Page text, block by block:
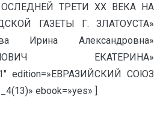
ТРЕТИ ХХ ВЕКА НА
ГАЗЕТЫ Г. ЗЛАТОУСТА»
Ирина Александровна»
ЕКАТЕРИНА»
edition=»ЕВРАЗИЙСКИЙ СОЮЗ
ebook=»yes» ]